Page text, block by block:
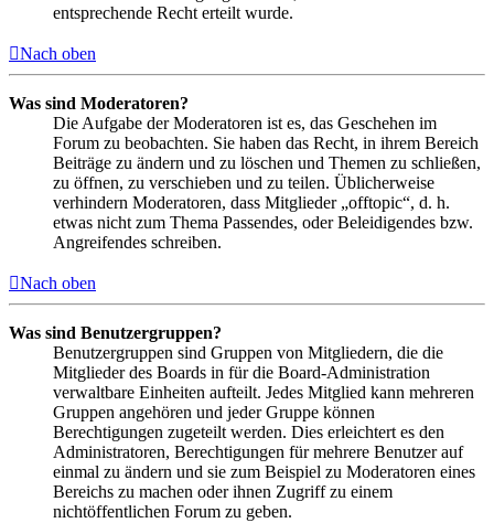
entsprechende Recht erteilt wurde.
Nach oben
Was sind Moderatoren?
Die Aufgabe der Moderatoren ist es, das Geschehen im
Forum zu beobachten. Sie haben das Recht, in ihrem Bereich
Beiträge zu ändern und zu löschen und Themen zu schließen,
zu öffnen, zu verschieben und zu teilen. Üblicherweise
verhindern Moderatoren, dass Mitglieder „offtopic“, d. h.
etwas nicht zum Thema Passendes, oder Beleidigendes bzw.
Angreifendes schreiben.
Nach oben
Was sind Benutzergruppen?
Benutzergruppen sind Gruppen von Mitgliedern, die die
Mitglieder des Boards in für die Board-Administration
verwaltbare Einheiten aufteilt. Jedes Mitglied kann mehreren
Gruppen angehören und jeder Gruppe können
Berechtigungen zugeteilt werden. Dies erleichtert es den
Administratoren, Berechtigungen für mehrere Benutzer auf
einmal zu ändern und sie zum Beispiel zu Moderatoren eines
Bereichs zu machen oder ihnen Zugriff zu einem
nichtöffentlichen Forum zu geben.